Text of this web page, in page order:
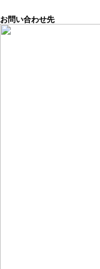
お問い合わせ先